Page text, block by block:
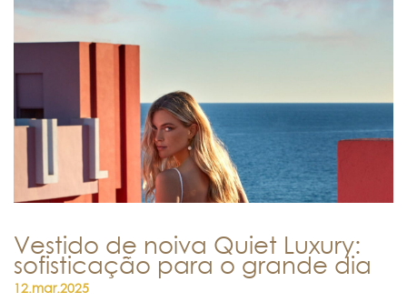
Vestido de noiva Quiet Luxury:
sofisticação para o grande dia
12.mar.2025